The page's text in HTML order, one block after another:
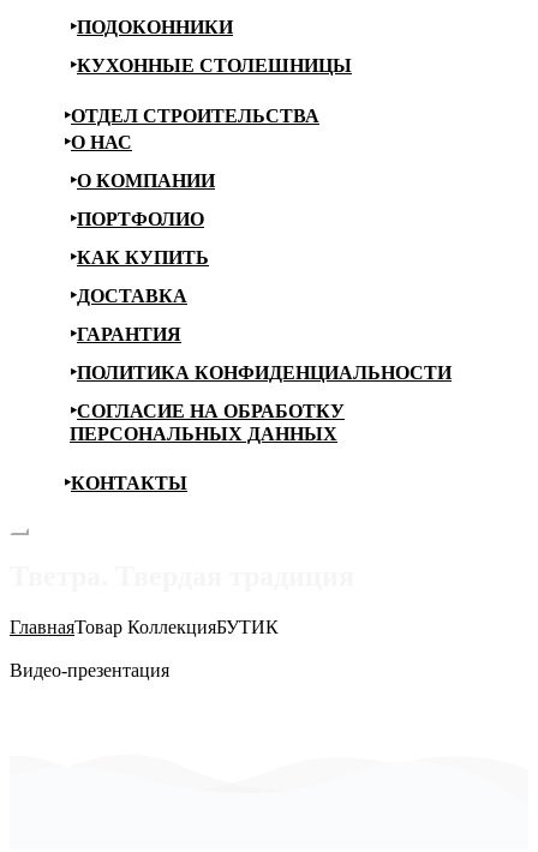
ПОДОКОННИКИ
КУХОННЫЕ СТОЛЕШНИЦЫ
ОТДЕЛ СТРОИТЕЛЬСТВА
О НАС
О КОМПАНИИ
ПОРТФОЛИО
КАК КУПИТЬ
ДОСТАВКА
ГАРАНТИЯ
ПОЛИТИКА КОНФИДЕНЦИАЛЬНОСТИ
СОГЛАСИЕ НА ОБРАБОТКУ
ПЕРСОНАЛЬНЫХ ДАННЫХ
КОНТАКТЫ
ГлавнаяТовар КоллекцияБУТИК
Видео-презентация